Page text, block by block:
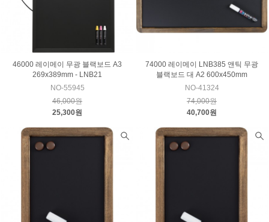
46000 레이메이 무광 블랙보드 A3
269x389mm - LNB21
NO-55945
46,000원
25,300원
74000 레이메이 LNB385 앤틱 무광
블랙보드 대 A2 600x450mm
NO-41324
74,000원
40,700원